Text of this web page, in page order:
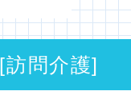
問介護]